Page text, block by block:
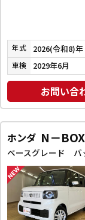
年式 2026(令和8)年
車検 2029年6月
お問い合
ホンダ N－BOX